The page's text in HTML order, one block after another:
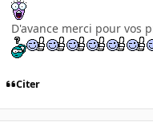
D'avance merci pour vos
Citer